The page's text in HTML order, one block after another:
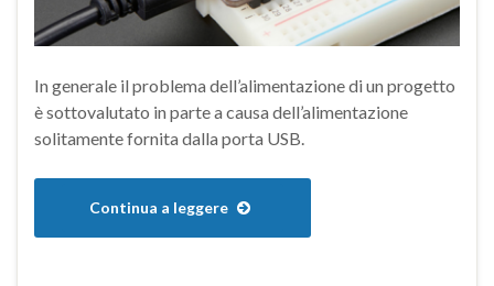
In generale il problema dell’alimentazione di un progetto
è sottovalutato in parte a causa dell’alimentazione
solitamente fornita dalla porta USB.
Continua a leggere